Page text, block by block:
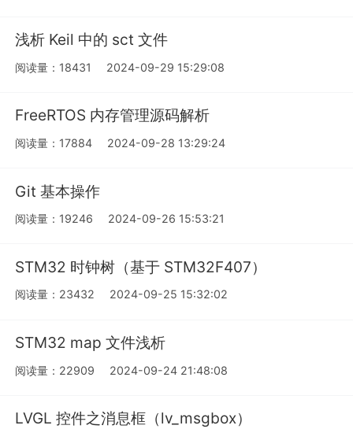
浅析 Keil 中的 sct 文件
阅读量：18431 2024-09-29 15:29:08
FreeRTOS 内存管理源码解析
阅读量：17884 2024-09-28 13:29:24
Git 基本操作
阅读量：19246 2024-09-26 15:53:21
STM32 时钟树（基于 STM32F407）
阅读量：23432 2024-09-25 15:32:02
STM32 map 文件浅析
阅读量：22909 2024-09-24 21:48:08
LVGL 控件之消息框（lv_msgbox）